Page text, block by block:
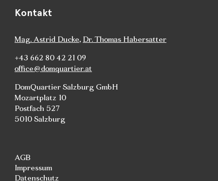
Kontakt
Mag. Astrid Ducke, Dr. Thomas Habersatter
+43 662 80 42 21 09
office@domquartier.at
DomQuartier Salzburg GmbH
Mozartplatz 10
Postfach 527
5010 Salzburg
AGB
Impressum
Datenschutz